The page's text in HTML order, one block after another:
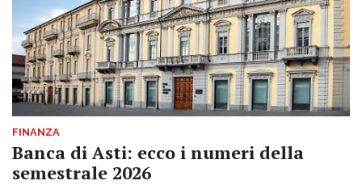
FINANZA
Banca di Asti: ecco i numeri della
semestrale 2026